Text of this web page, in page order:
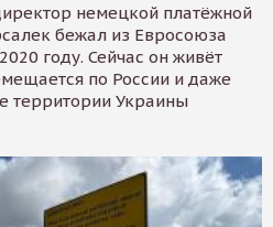
немецкой платёжной
бежал из Евросоюза
году. Сейчас он живёт
по России и даже
территории Украины